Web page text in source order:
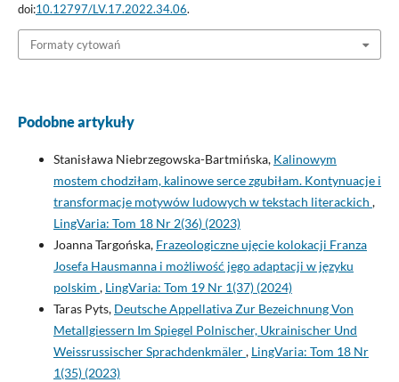
doi:10.12797/LV.17.2022.34.06.
Formaty cytowań
Podobne artykuły
Stanisława Niebrzegowska-Bartmińska, Kalinowym
mostem chodziłam, kalinowe serce zgubiłam. Kontynuacje i
transformacje motywów ludowych w tekstach literackich ,
LingVaria: Tom 18 Nr 2(36) (2023)
Joanna Targońska, Frazeologiczne ujęcie kolokacji Franza
Josefa Hausmanna i możliwość jego adaptacji w języku
polskim , LingVaria: Tom 19 Nr 1(37) (2024)
Taras Pyts, Deutsche Appellativa Zur Bezeichnung Von
Metallgiessern Im Spiegel Polnischer, Ukrainischer Und
Weissrussischer Sprachdenkmäler, LingVaria: Tom 18 Nr
1(35) (2023)